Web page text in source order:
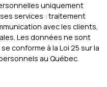
uniquement
services : traitement
avec les clients,
Les données ne sont
conforme à la Loi 25 sur la
au Québec.